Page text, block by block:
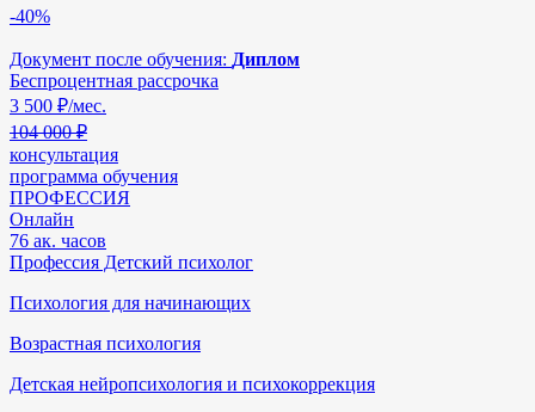
-40%
Документ после обучения: Диплом
Беспроцентная рассрочка
3 500 ₽/мес.
104 000 ₽
консультация
программа обучения
ПРОФЕССИЯ
Онлайн
76 ак. часов
Профессия Детский психолог
Психология для начинающих
Возрастная психология
Детская нейропсихология и психокоррекция